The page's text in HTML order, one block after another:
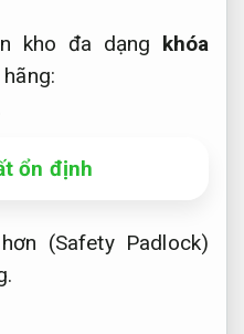
kho đa dạng khóa
ổn định
(Safety Padlock)